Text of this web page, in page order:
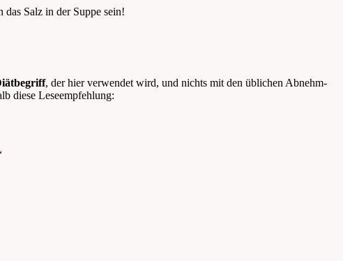
Salz in der Suppe sein!
, der hier verwendet wird, und nichts mit den üblichen Abnehm-
diese Leseempfehlung: